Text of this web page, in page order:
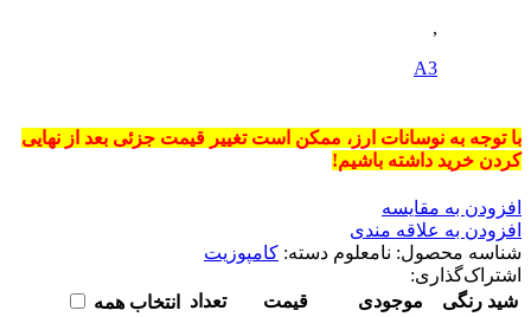
,
A3
با توجه به نوسانات ارز ، ممکن استتغییر قیمت جزئی بعد از نهایی
کردن خرید داشته باشیم!
افزودن به مقایسه
افزودن به علاقه مندی
شناسه محصول: نامعلوم دسته: کامپوزیت
اشتراک‌گذاری:
شید رنگی
موجودی قیمت تعداد
انتخاب همه